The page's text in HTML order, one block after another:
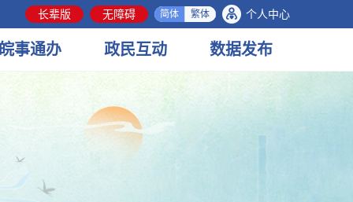
长辈版 无障碍 简体 繁体 个人中心
事通办 政民互动 数据发布